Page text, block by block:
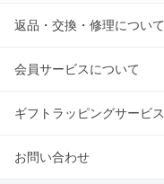
返品・交換・修理について
会員サービスについて
ギフトラッピングサービス
お問い合わせ